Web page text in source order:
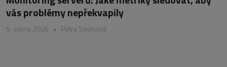
vás problémy nepřekvapily
5. srpna 2026 • Petra Sasínová